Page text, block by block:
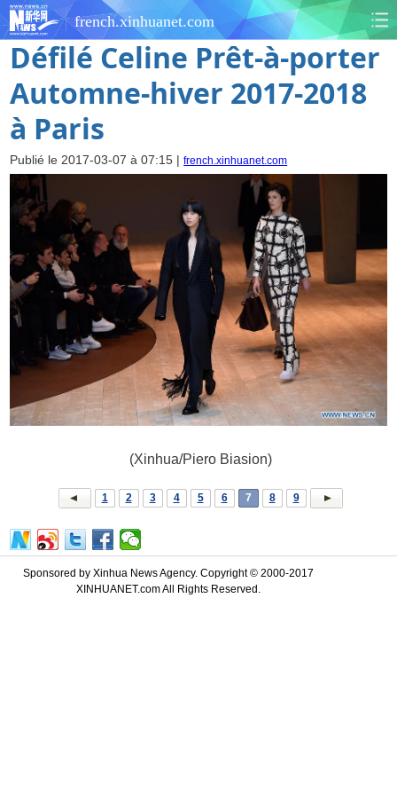
french.xinhuanet.com
Défilé Celine Prêt-à-porter
Automne-hiver 2017-2018
à Paris
Publié le 2017-03-07 à 07:15 |french.xinhuanet.com
(Xinhua/Piero Biasion)
1 2 3 4 5 6 7 8 9
Sponsored by Xinhua News Agency. Copyright © 2000-2017
XINHUANET.com All Rights Reserved.